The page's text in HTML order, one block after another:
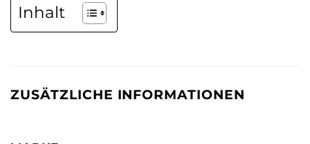
Inhalt
ZUSÄTZLICHE INFORMATIONEN